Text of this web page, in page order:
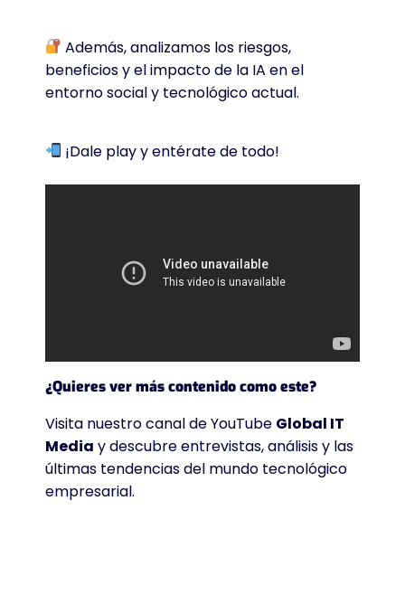
Además, analizamos los riesgos,
beneficios y el impacto de la IA en el
entorno social y tecnológico actual.
¡Dale play y entérate de todo!
¿Quieres ver más contenido como este?
Visita nuestro canal de YouTube Global IT
Media y descubre entrevistas, análisis y las
últimas tendencias del mundo tecnológico
empresarial.